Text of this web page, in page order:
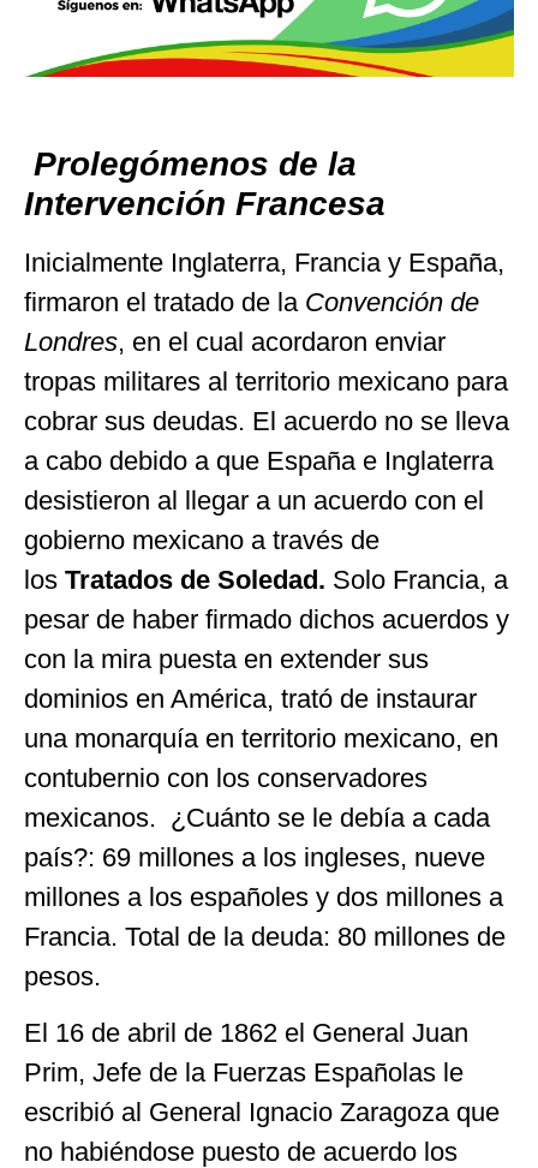
Prolegómenos de la
Intervención Francesa
Inicialmente Inglaterra, Francia y España,
firmaron el tratado de la Convención de
Londres, en el cual acordaron enviar
tropas militares al territorio mexicano para
cobrar sus deudas. El acuerdo no se lleva
a cabo debido a que España e Inglaterra
desistieron al llegar a un acuerdo con el
gobierno mexicano a través de
los Tratados de Soledad. Solo Francia, a
pesar de haber firmado dichos acuerdos y
con la mira puesta en extender sus
dominios en América, trató de instaurar
una monarquía en territorio mexicano, en
contubernio con los conservadores
mexicanos. ¿Cuánto se le debía a cada
país?: 69 millones a los ingleses, nueve
millones a los españoles y dos millones a
Francia. Total de la deuda: 80 millones de
pesos.
El 16 de abril de 1862 el General Juan
Prim, Jefe de la Fuerzas Españolas le
escribió al General Ignacio Zaragoza que
no habiéndose puesto de acuerdo los